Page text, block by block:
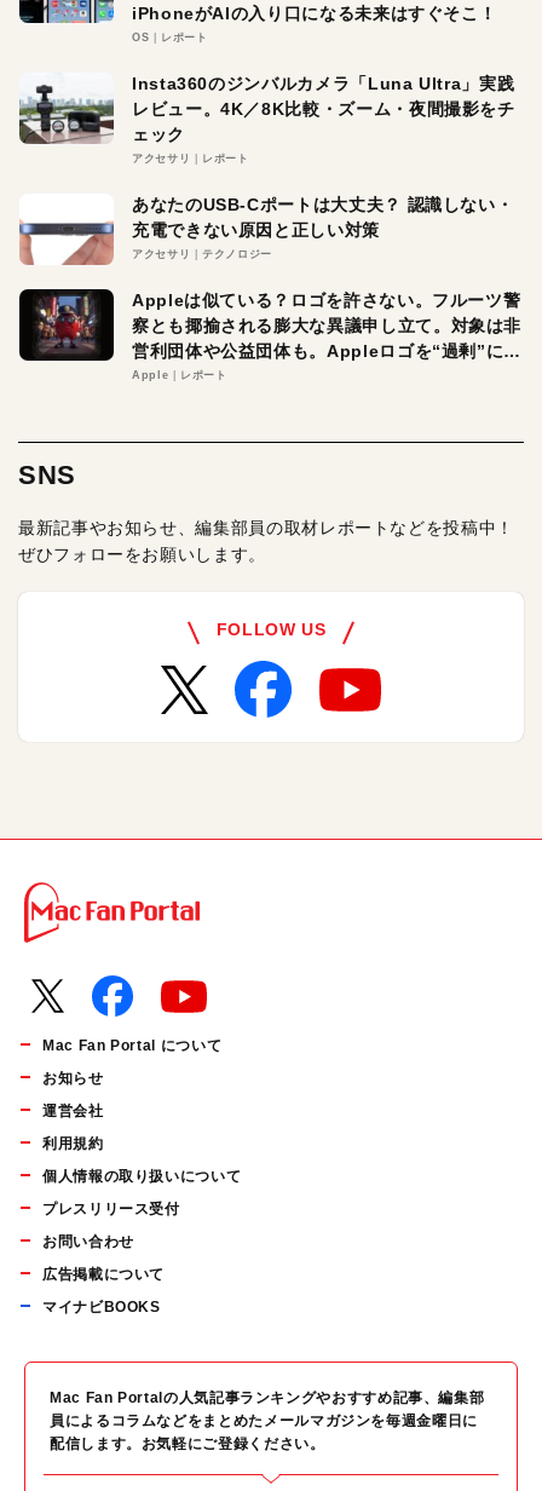
iPhoneがAIの入り口になる未来はすぐそこ！
OS レポート
Insta360のジンバルカメラ「Luna Ultra」実践
レビュー。4K／8K比較・ズーム・夜間撮影をチ
ェック
アクセサリ レポート
あなたのUSB-Cポートは大丈夫？ 認識しない・
充電できない原因と正しい対策
アクセサリ テクノロジー
Appleは似ている？ロゴを許さない。フルーツ警
察とも揶揄される膨大な異議申し立て。対象は非
営利団体や公益団体も。Appleロゴを“過剰”に守
る理由とは
Apple レポート
SNS
最新記事やお知らせ、編集部員の取材レポートなどを投稿中！
ぜひフォローをお願いします。
FOLLOW US
Mac Fan Portal について
お知らせ
運営会社
利用規約
個人情報の取り扱いについて
プレスリリース受付
お問い合わせ
広告掲載について
マイナビBOOKS
Mac Fan Portalの人気記事ランキングやおすすめ記事、編集部
員によるコラムなどをまとめたメールマガジンを毎週金曜日に
配信します。お気軽にご登録ください。